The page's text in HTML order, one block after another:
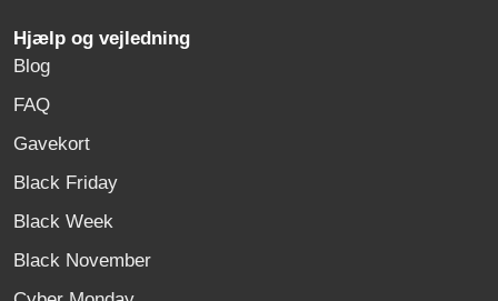
Hjælp og vejledning
Blog
FAQ
Gavekort
Black Friday
Black Week
Black November